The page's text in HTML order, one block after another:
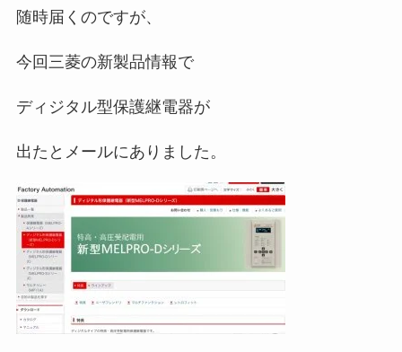
随時届くのですが、
今回三菱の新製品情報で
ディジタル型保護継電器が
出たとメールにありました。